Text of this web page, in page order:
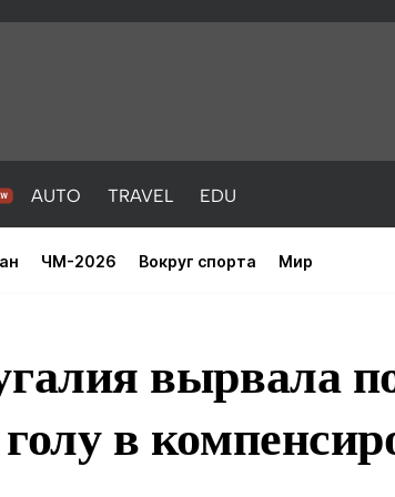
AUTO TRAVEL EDU
ЧМ-2026 Вокруг спорта Мир
вырвала
в